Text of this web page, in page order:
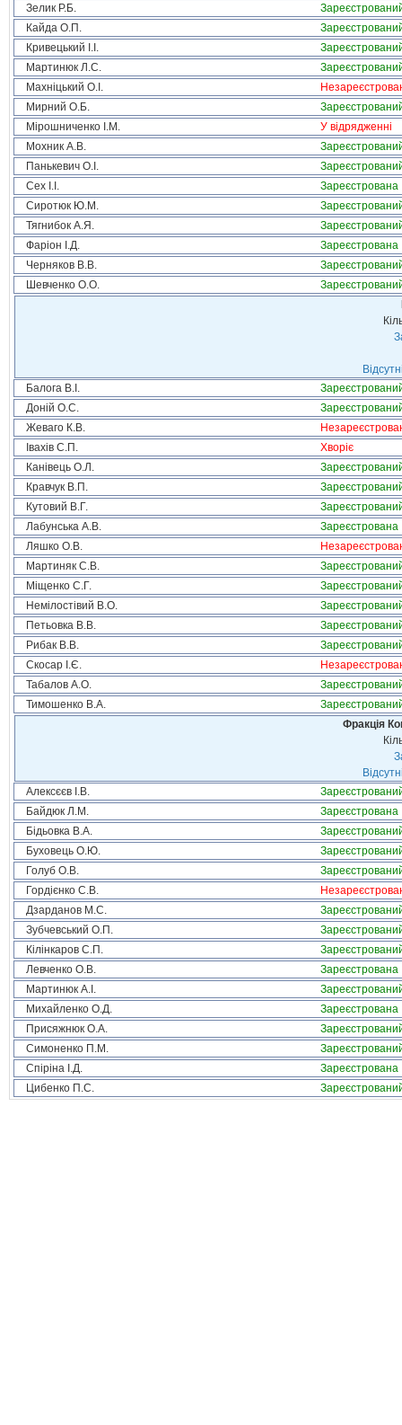
Зелик Р.Б.
Кайда О.П.
Кривецький І.І.
Мартинюк Л.С.
Махніцький О.І.
Мирний О.Б.
Мірошниченко І.М.
У відрядженні
Мохник А.В.
Панькевич О.І.
Сех І.І.
Зареєстрована
Сиротюк Ю.М.
Тягнибок А.Я.
Фаріон І.Д.
Зареєстрована
Черняков В.В.
Шевченко О.О.
Балога В.І.
Доній О.С.
Жеваго К.В.
Івахів С.П.
Хворіє
Канівець О.Л.
Кравчук В.П.
Кутовий В.Г.
Лабунська А.В.
Зареєстрована
Ляшко О.В.
Мартиняк С.В.
Міщенко С.Г.
Немілостівий В.О.
Петьовка В.В.
Рибак В.В.
Скосар І.Є.
Табалов А.О.
Тимошенко В.А.
Фракція
Алексєєв І.В.
Байдюк Л.М.
Зареєстрована
Бідьовка В.А.
Буховець О.Ю.
Голуб О.В.
Гордієнко С.В.
Дзарданов М.С.
Зубчевський О.П.
Кілінкаров С.П.
Левченко О.В.
Зареєстрована
Мартинюк А.І.
Михайленко О.Д.
Зареєстрована
Присяжнюк О.А.
Симоненко П.М.
Спіріна І.Д.
Зареєстрована
Цибенко П.С.